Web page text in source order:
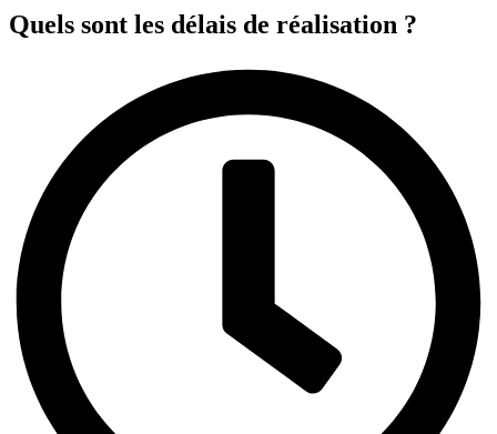
Quels sont les délais de réalisation ?